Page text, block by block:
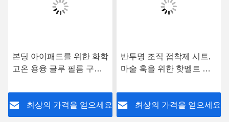
본딩 아이패드를 위한 화학
고온 용융 글루 필름 구성
터 OEM ODM 건
최상의 가격을 얻으세요
반투명 조직 접착제 시트,
마술 훅을 위한 핫멜트 열
착 필름
최상의 가격을 얻으세요